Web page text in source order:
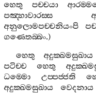
හෙතු
පච‍්චයා
පඤ‍්හාවාරස‍්ස
අනුලොමපච‍්චනියංපි
ගණෙතබ‍්බං.)
හෙතු
අදුක‍්ඛමසුඛාය
පටිච‍්ච
හෙතු
ධම‍්මො
උප‍්පජ‍්ජති
අදුක‍්ඛමසුඛාය
වෙදනාය